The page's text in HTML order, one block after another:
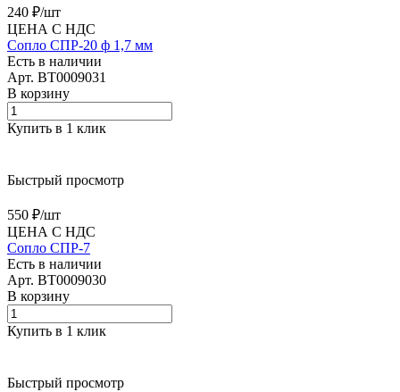
240 ₽/шт
ЦЕНА С НДС
Сопло СПР-20 ф 1,7 мм
Есть в наличии
Арт. BT0009031
В корзину
Купить в 1 клик
Быстрый просмотр
550 ₽/шт
ЦЕНА С НДС
Сопло СПР-7
Есть в наличии
Арт. BT0009030
В корзину
Купить в 1 клик
Быстрый просмотр